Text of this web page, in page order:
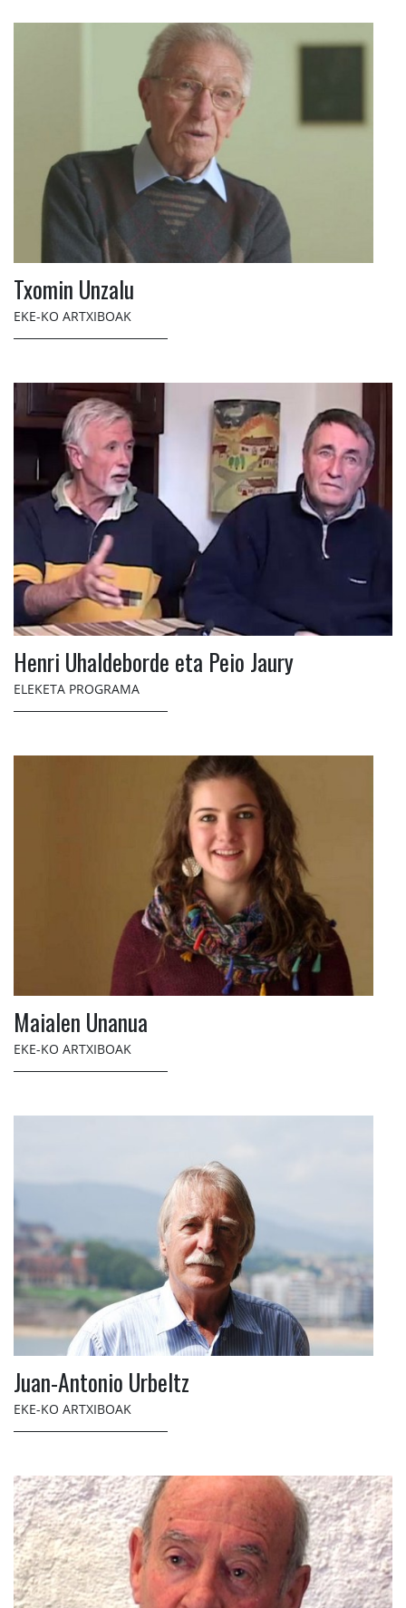
Txomin Unzalu
EKE-KO ARTXIBOAK
Henri Uhaldeborde eta Peio Jaury
ELEKETA PROGRAMA
Maialen Unanua
EKE-KO ARTXIBOAK
Juan-Antonio Urbeltz
EKE-KO ARTXIBOAK